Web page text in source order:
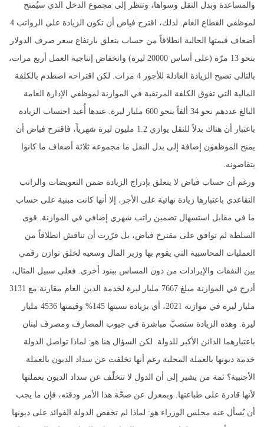
والمساعدة وبدل النقل وسواها، وتنظر إلى مجموع الدخل الذي سيُمنح
لموظفي القطاع العام. لذلك، اقترح فياض أن تكون الزيادة على الرواتب 4
أضعاف قيمتها الحالية انطلاقاً من حساب يتعلق بارتفاع سعر صرف الدولار
بنحو 13 مرّة (على أساس 20000 ليرة) وانخفاض إنتاجية العمل أربع مرات،
بالتالي تصبح الزيادة العادلة للأجور 4 مرات. لكن اقتراحه اصطدم بالكلفة
المالية التي تفوق الكلفة المرتقبة في الموازنة لموظفي الإدارة العامة
البالغ عددهم نحو 34 ألفاً بنحو 600 مليار ليرة. عندها أُعيد احتساب الزيادة
باعتبار أن هناك بدلاً للنقل يوازي 1.2 مليون ليرة شهرياً، فاقترح فياض أن
يمنح الموظفون إضافة إلى بدل النقل ما مجموعه ثلاثة أضعاف ما كانوا
يتقاضونه.
ورغم أن حساب فياض لا يتعلق بإدراج الزيادة ضمن التعويضات والراتب
التقاعدي باعتبارها زيادة نهائية على الأجر، إلا أنها كانت مبنية على حساب
ما في مقابل استسهال تضمين راتب شهري إضافي في الموازنة. قوى
السلطة لم توافق على مقترح فياض، بل قرّرت أن تناقش انطلاقاً من
العمليات المحاسبية التي يقوم بها وزير المال وسعيه لخلق توازن رقمي
بين النفقات والإيرادات من دون المساس ببنود أخرى. فعلى سبيل المثال،
أدرج في الموازنة مبلغ 7667 مليار ليرة لخدمة الدين العام مقارنة مع 3131
مليار ليرة في موازنة 2021، أي بزيادة نسبتها 145% وقيمتها 4536 مليار
ليرة. وهذه الزيادة ستصبّ مباشرة في جيوب المصارف ومصرف لبنان
باعتبارهما الدائن الأكبر للدولة. لكن السؤال هنا هو: لماذا تواصل الدولة
خدمة ديونها بالعملة المحلية رغم أنها تخلفت عن سداد الديون بالعملة
الأجنبية؟ ثمة من يشير إلى أن الدول لا تتخلّف عن سداد الديون بعملتها
لأنها قادرة على طباعتها. وبمعزل عن صحّة هذا الأمر ودقته، فإن ما يجب
أن يُسأل عنه مجلس الوزراء هو: لماذا لم تخفض الدولة الفوائد على ديونها